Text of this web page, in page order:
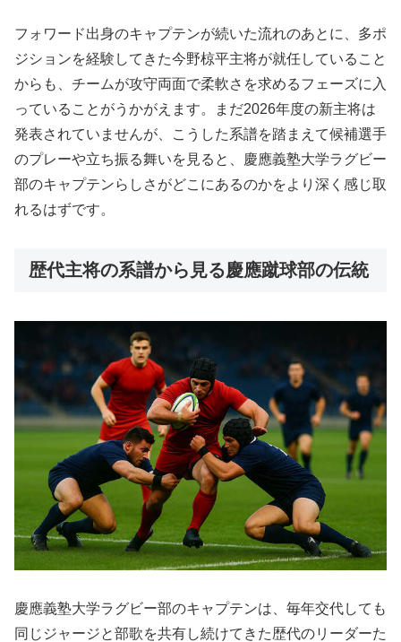
フォワード出身のキャプテンが続いた流れのあとに、多ポ
ジションを経験してきた今野椋平主将が就任していること
からも、チームが攻守両面で柔軟さを求めるフェーズに入
っていることがうかがえます。まだ2026年度の新主将は
発表されていませんが、こうした系譜を踏まえて候補選手
のプレーや立ち振る舞いを見ると、慶應義塾大学ラグビー
部のキャプテンらしさがどこにあるのかをより深く感じ取
れるはずです。
歴代主将の系譜から見る慶應蹴球部の伝統
慶應義塾大学ラグビー部のキャプテンは、毎年交代しても
同じジャージと部歌を共有し続けてきた歴代のリーダーた